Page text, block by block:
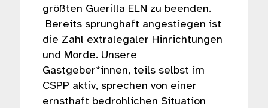
größten Guerilla ELN zu beenden.
Bereits sprunghaft angestiegen ist
die Zahl extralegaler Hinrichtungen
und Morde. Unsere
Gastgeber*innen, teils selbst im
CSPP aktiv, sprechen von einer
ernsthaft bedrohlichen Situation